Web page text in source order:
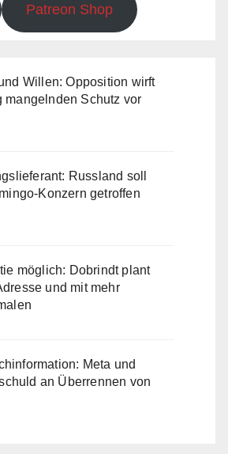
Patreon Shop
Willen: Opposition wirft
mangelnden Schutz vor
Russland soll
Konzern getroffen
möglich: Dobrindt plant
und mit mehr
Meta und
an Überrennen von